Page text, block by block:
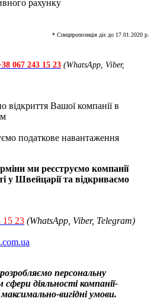
рахунку
* Спецпропозиція діє до 17.01.2020 р.
067 243 15 23 (WhatsApp, Viber,
відкриття Вашої компанії в
податкове навантаження
ми реєструємо компанії
у Швейцарії та відкриваємо
15 23 (WhatsApp, Viber, Telegram)
персональну
діяльності компанії-
вигідні умови.